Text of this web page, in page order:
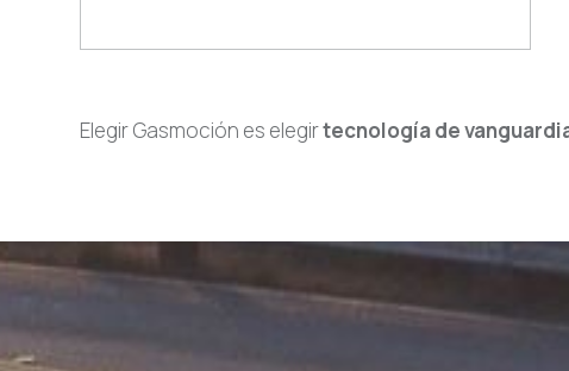
Elegir Gasmoción es elegirtecnología de